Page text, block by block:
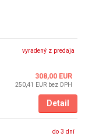
308,00 EUR
250,41 EUR bez DPH
vyradený z predaja
Detail
do 3 dní